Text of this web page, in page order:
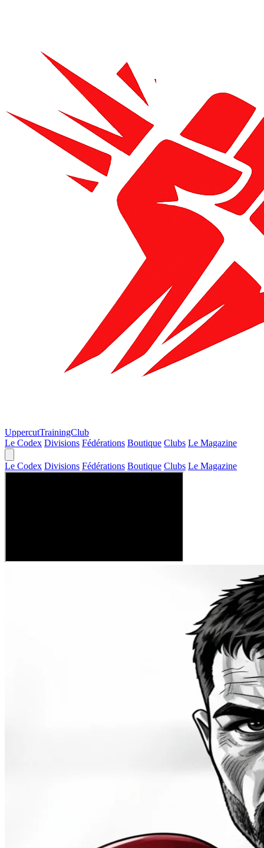
UppercutTrainingClub
Le Codex Divisions Fédérations Boutique Clubs Le Magazine
Le Codex Divisions Fédérations Boutique Clubs Le Magazine